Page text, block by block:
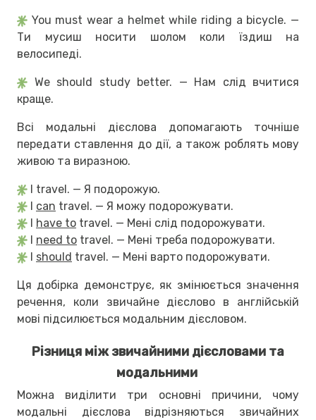
You must wear a helmet while riding a bicycle. —
Ти мусиш носити шолом коли їздиш на
велосипеді.
We should study better. — Нам слід вчитися
краще.
Всі модальні дієслова допомагають точніше
передати ставлення до дії, а також роблять мову
живою та виразною.
I travel. — Я подорожую.
can travel. — Я можу подорожувати.
have to travel. — Мені слід подорожувати.
need to travel. — Мені треба подорожувати.
should travel. — Мені варто подорожувати.
Ця добірка демонструє, як змінюється значення
речення, коли звичайне дієслово в англійській
мові підсилюється модальним дієсловом.
Різниця між звичайними дієсловами та
модальними
Можна виділити три основні причини, чому
модальні дієслова відрізняються звичайних